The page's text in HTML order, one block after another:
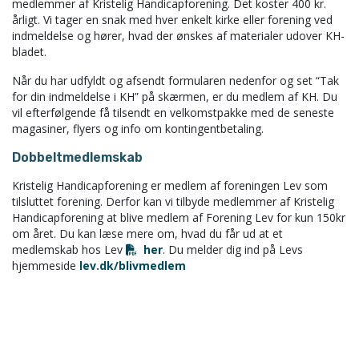
medlemmer af Kristelig Handicapforening. Det koster 400 kr.
årligt. Vi tager en snak med hver enkelt kirke eller forening ved
indmeldelse og hører, hvad der ønskes af materialer udover KH-
bladet.
Når du har udfyldt og afsendt formularen nedenfor og set “Tak
for din indmeldelse i KH” på skærmen, er du medlem af KH. Du
vil efterfølgende få tilsendt en velkomstpakke med de seneste
magasiner, flyers og info om kontingentbetaling.
Dobbeltmedlemskab
Kristelig Handicapforening er medlem af foreningen Lev som
tilsluttet forening. Derfor kan vi tilbyde medlemmer af Kristelig
Handicapforening at blive medlem af Forening Lev for kun 150kr
om året. Du kan læse mere om, hvad du får ud at et
medlemskab hos Lev
her. Du melder dig ind på Levs
hjemmeside lev.dk/blivmedlem